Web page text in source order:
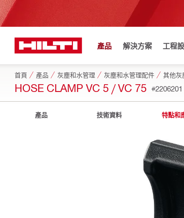
產品 解決方案 工程
首頁 產品 灰塵和水管理 灰塵和水管理配件 其他灰
HOSE CLAMP VC 5 / VC 75 #2206201
產品 技術資料 特點和